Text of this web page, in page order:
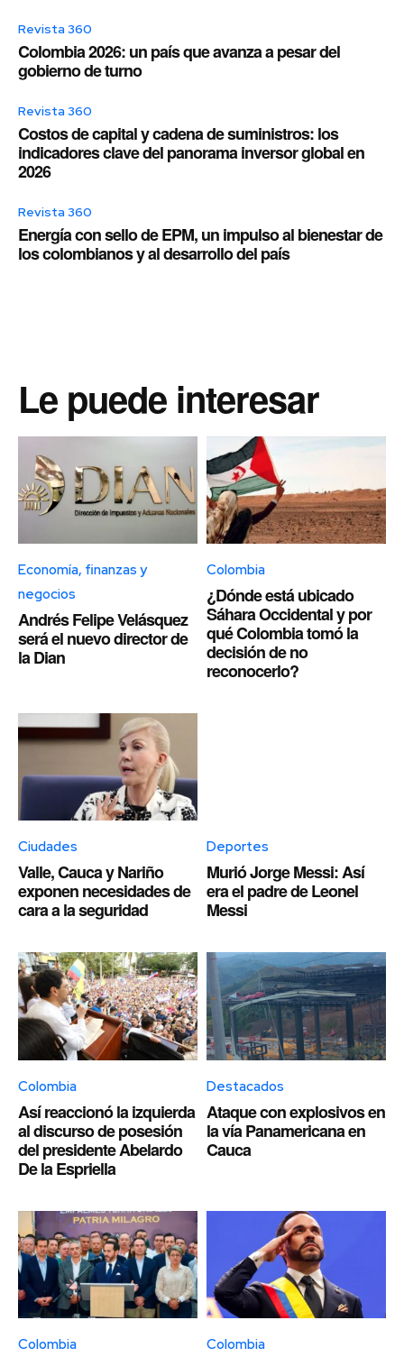
Revista 360
Colombia 2026: un país que avanza a pesar del
gobierno de turno
Revista 360
Costos de capital y cadena de suministros: los
indicadores clave del panorama inversor global en
2026
Revista 360
Energía con sello de EPM, un impulso al bienestar de
los colombianos y al desarrollo del país
Le puede interesar
Economía, finanzas y
negocios
Andrés Felipe Velásquez
será el nuevo director de
la Dian
Colombia
¿Dónde está ubicado
Sáhara Occidental y por
qué Colombia tomó la
decisión de no
reconocerlo?
Ciudades
Valle, Cauca y Nariño
exponen necesidades de
cara a la seguridad
Deportes
Murió Jorge Messi: Así
era el padre de Leonel
Messi
Colombia
Así reaccionó la izquierda
al discurso de posesión
del presidente Abelardo
De la Espriella
Destacados
Ataque con explosivos en
la vía Panamericana en
Cauca
Colombia Colombia